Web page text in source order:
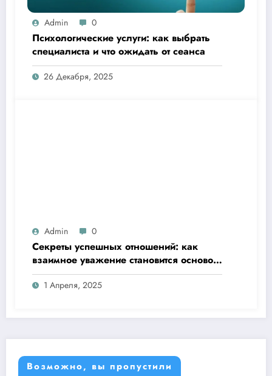
Admin 0
Психологические услуги: как выбрать
специалиста и что ожидать от сеанса
26 Декабря, 2025
Admin 0
Секреты успешных отношений: как
взаимное уважение становится основой
любви
1 Апреля, 2025
Возможно, вы пропустили